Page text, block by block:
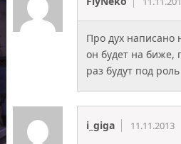
Про дух написано
он будет на биже,
раз будут под
i_giga 11.11.2013